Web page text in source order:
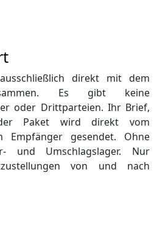
direkt mit dem
Es gibt keine
oder Drittparteien. Ihr Brief,
Paket wird direkt vom
Empfänger gesendet. Ohne
und Umschlagslager. Nur
von und nach